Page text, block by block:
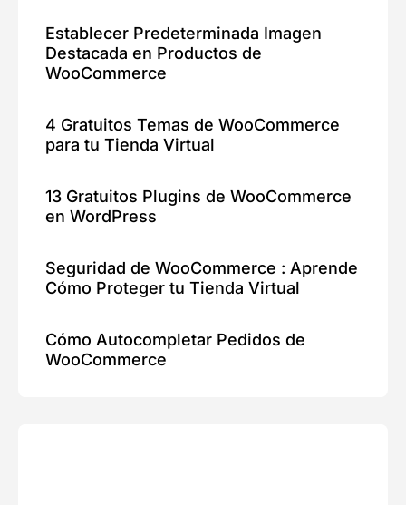
Establecer Predeterminada Imagen
Destacada en Productos de
WooCommerce
4 Gratuitos Temas de WooCommerce
para tu Tienda Virtual
13 Gratuitos Plugins de WooCommerce
en WordPress
Seguridad de WooCommerce : Aprende
Cómo Proteger tu Tienda Virtual
Cómo Autocompletar Pedidos de
WooCommerce